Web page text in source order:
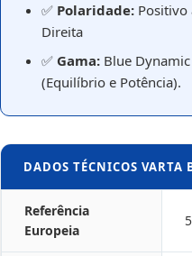
✅ Polaridade: Positivo
Direita
✅ Gama: Blue Dynamic
(Equilíbrio e Potência).
DADOS TÉCNICOS VARTA
Referência
Europeia